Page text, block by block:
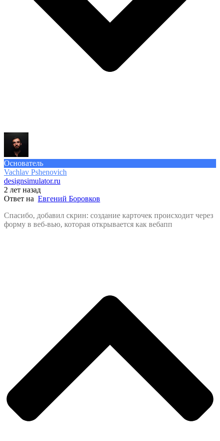
Основатель
Vachlav Pshenovich
designsimulator.ru
2 лет назад
Ответ на Евгений Боровков
Спасибо, добавил скрин: создание карточек происходит через
форму в веб-вью, которая открывается как вебапп